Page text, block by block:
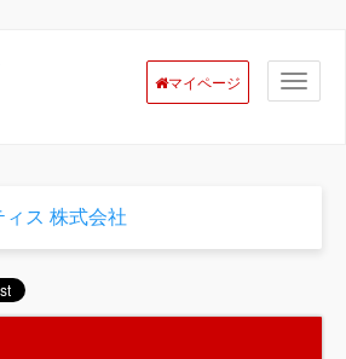
マイページ
ィス 株式会社